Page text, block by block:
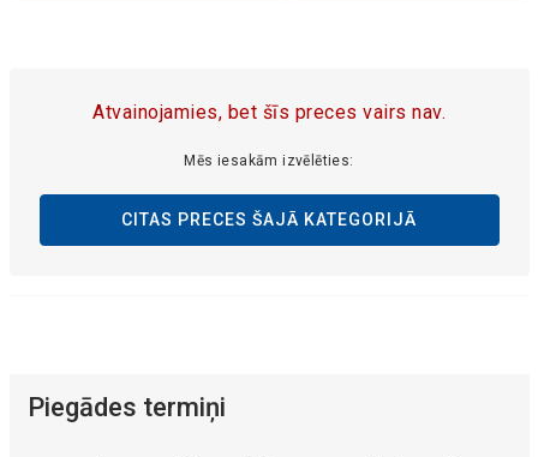
Atvainojamies, bet šīs preces vairs nav.
Mēs iesakām izvēlēties:
CITAS PRECES ŠAJĀ KATEGORIJĀ
Piegādes termiņi